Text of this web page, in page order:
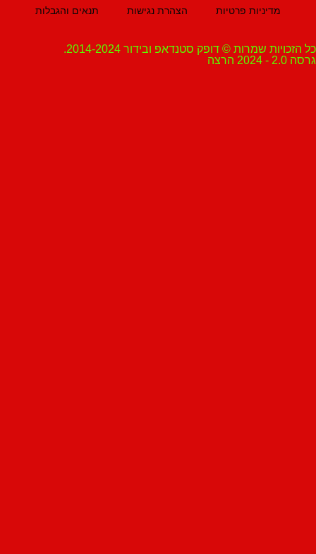
מדיניות פרטיות הצהרת נגישות תנאים והגבלות
שמרות © דופק סטנדאפ ובידור 2014-2024.